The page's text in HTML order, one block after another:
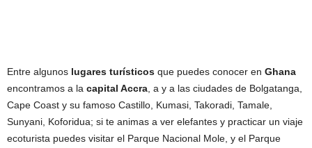
Entre algunos lugares turísticos que puedes conocer en Ghana
encontramos a la capital Accra , a y a las ciudades de Bolgatanga,
Cape Coast y su famoso Castillo, Kumasi, Takoradi, Tamale,
Sunyani, Koforidua; si te animas a ver elefantes y practicar un viaje
ecoturista puedes visitar el Parque Nacional Mole, y el Parque